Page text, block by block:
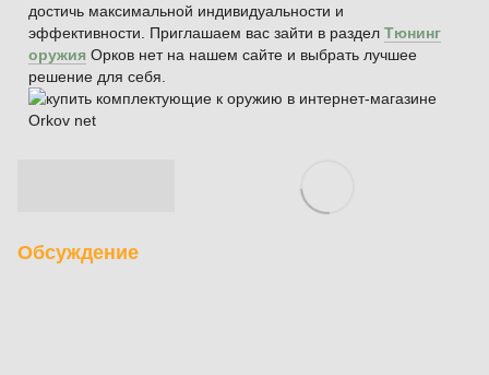
достичь максимальной индивидуальности и
эффективности. Приглашаем вас зайти в раздел Тюнинг
оружия Орков нет на нашем сайте и выбрать лучшее
решение для себя.
Обсуждение